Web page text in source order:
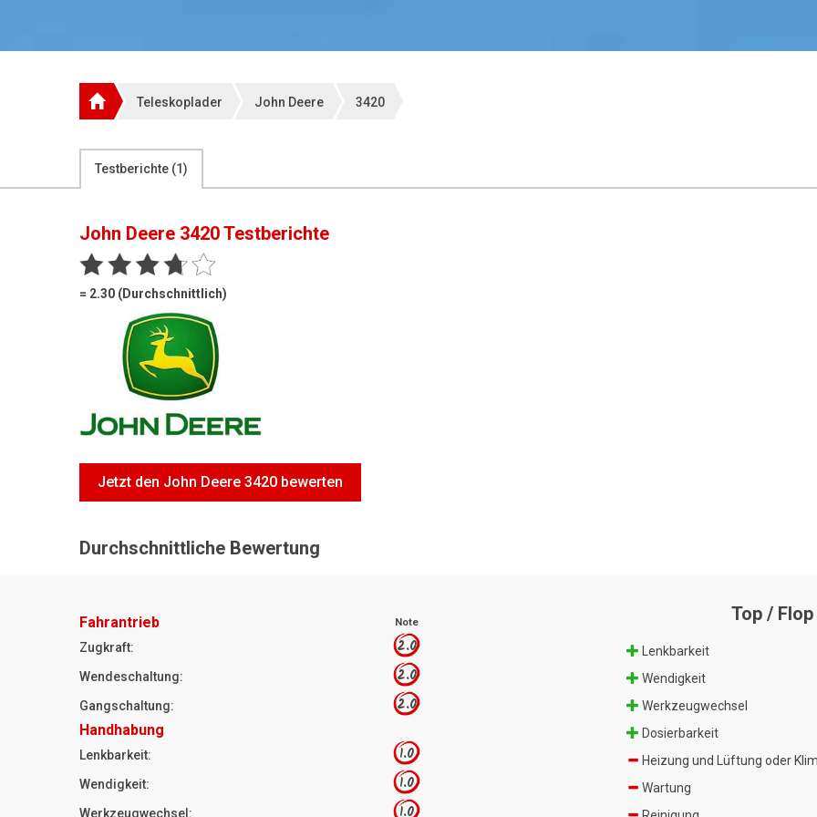
Teleskoplader John Deere 3420
Testberichte (1)
John Deere 3420Testberichte
= 2.30 (Durchschnittlich)
Jetzt den John Deere 3420 bewerten
Durchschnittliche Bewertung
Fahrantrieb Note
Zugkraft: 2.0
Wendeschaltung: 2.0
Gangschaltung: 2.0
Handhabung
Lenkbarkeit: 1.0
Wendigkeit: 1.0
Werkzeugwechsel: 1.0
Top / Flop
Lenkbarkeit
Wendigkeit
Werkzeugwechsel
Dosierbarkeit
Heizung und Lüftung oder
Wartung